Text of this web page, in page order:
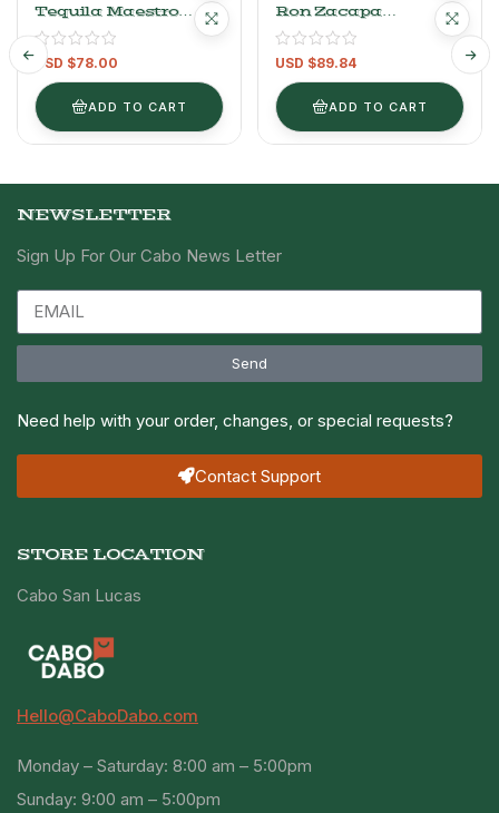
Tequila Maestro
Dobel Diamante 1L
USD $78.00
ADD TO CART
Ron Zacapa
Centenario Sistema
23 Solera 750 Ml
USD $89.84
ADD TO CART
NEWSLETTER
Sign Up For Our Cabo News Letter
Send
Need help with your order, changes, or special requests?
Contact Support
STORE LOCATION
Cabo San Lucas
Hello@CaboDabo.com
Monday – Saturday: 8:00 am – 5:00pm
Sunday: 9:00 am – 5:00pm